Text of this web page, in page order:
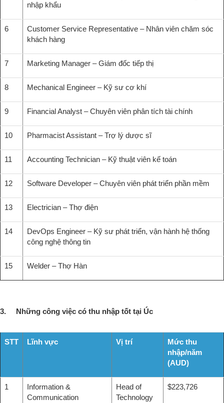
nhập khẩu
6
Customer Service Representative – Nhân viên chăm sóc
khách hàng
7 Marketing Manager – Giám đốc tiếp thị
8 Mechanical Engineer – Kỹ sư cơ khí
9 Financial Analyst – Chuyên viên phân tích tài chính
10 Pharmacist Assistant – Trợ lý dược sĩ
11 Accounting Technician – Kỹ thuật viên kế toán
12 Software Developer – Chuyên viên phát triển phần mềm
13 Electrician – Thợ điện
14
DevOps Engineer – Kỹ sư phát triển, vận hành hệ thống
công nghệ thông tin
15 Welder – Thợ Hàn
3. Những công việc có thu nhập tốt tại Úc
STT Lĩnh vực Vị trí
Mức thu
nhập/năm
(AUD)
1
Information &
Communication
Head of
Technology
$223,726